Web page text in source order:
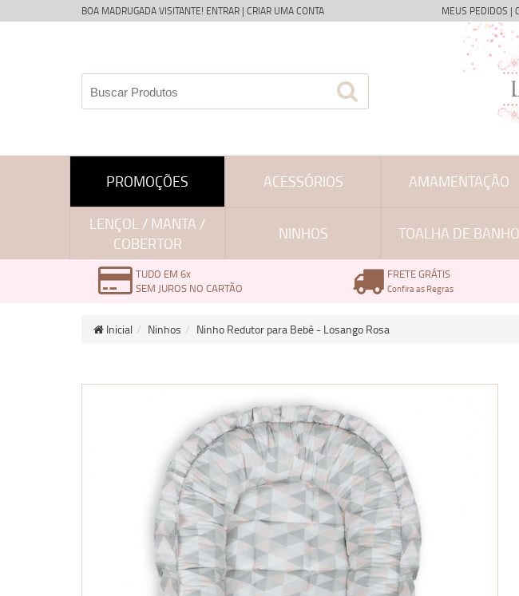
BOA MADRUGADA VISITANTE! ENTRAR | CRIAR UMA CONTA MEUS PEDIDOS |
PROMOÇÕES ACESSÓRIOS AMAMENTAÇÃO
LENÇOL / MANTA /
COBERTOR
NINHOS TOALHA DE BANHO
TUDO EM 6x
SEM JUROS NO CARTÃO
FRETE GRÁTIS
Confira as Regras
Inicial Ninhos Ninho Redutor para Bebê - Losango Rosa